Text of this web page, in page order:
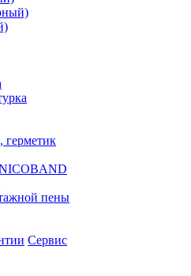
герметик
пены
Сервис